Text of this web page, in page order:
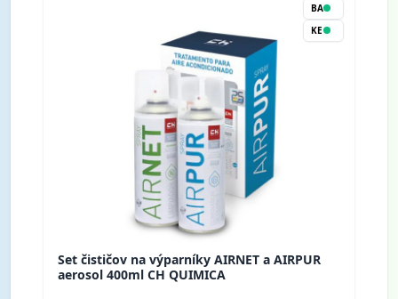
BA
KE
Set čističov na výparníky AIRNET a AIRPUR
aerosol 400ml CH QUIMICA